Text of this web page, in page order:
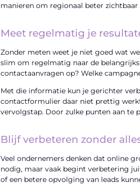
manieren om regionaal beter zichtbaar
Meet regelmatig je
Zonder meten weet je niet goed wat
slim om regelmatig naar de
contactaanvragen op? Welke
Met die informatie kun je gerichter
contactformulier daar niet prettig
vervolgstap. Door zulke punten aan te
Blijf verbeteren zonder
Veel ondernemers denken dat online
nodig, maar vaak begint verbetering
of een betere opvolging van leads